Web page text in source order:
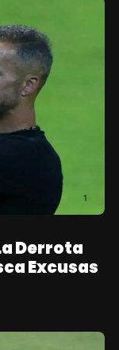
Derrota
Excusas